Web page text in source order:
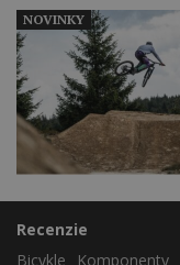
NOVINKY
Recenzie
Bicykle
Komponenty